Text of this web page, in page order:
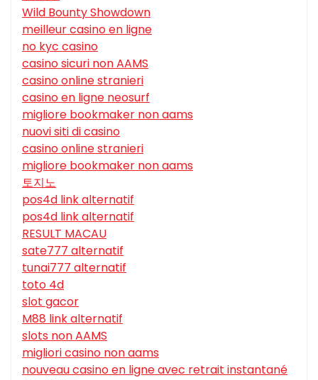
Wild Bounty Showdown
meilleur casino en ligne
no kyc casino
casino sicuri non AAMS
casino online stranieri
casino en ligne neosurf
migliore bookmaker non aams
nuovi siti di casino
casino online stranieri
migliore bookmaker non aams
토지노
pos4d link alternatif
pos4d link alternatif
RESULT MACAU
sate777 alternatif
tunai777 alternatif
toto 4d
slot gacor
M88 link alternatif
slots non AAMS
migliori casino non aams
nouveau casino en ligne avec retrait instantané